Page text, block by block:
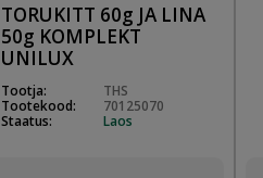
TORUKITT 60g JA LINA
50g KOMPLEKT
UNILUX
Tootja:
THS
Tootekood:
70125070
Staatus:
Laos